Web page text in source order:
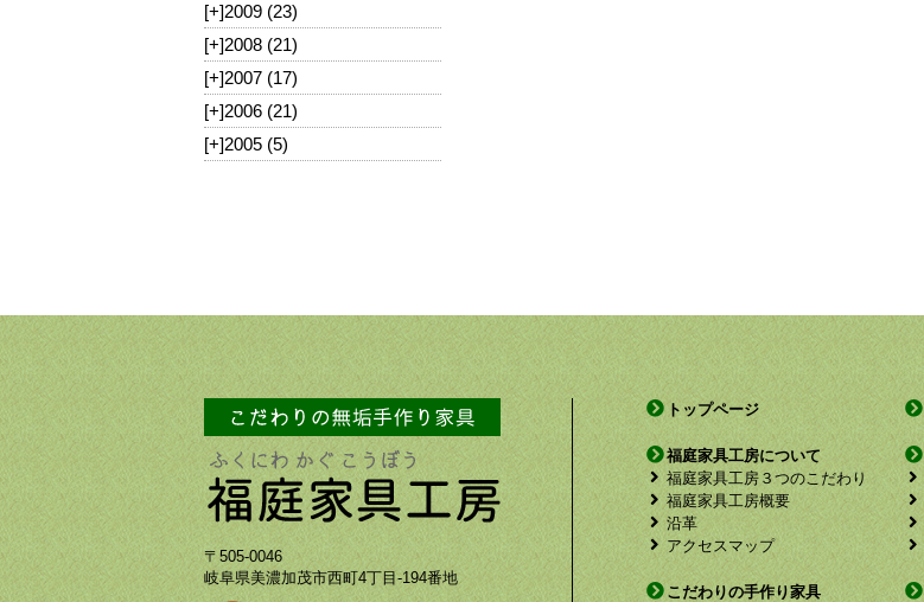
[+]2009 (23)
[+]2008 (21)
[+]2007 (17)
[+]2006 (21)
[+]2005 (5)
〒505-0046
岐阜県美濃加茂市西町4丁目-194番地
トップページ
福庭家具工房について
福庭家具工房３つのこだわり
福庭家具工房概要
沿革
アクセスマップ
こだわりの手作り家具